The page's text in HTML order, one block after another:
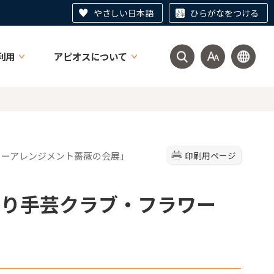
やさしい日本語 ひらがなをつける
用 アピオスについて
印刷用ページ
アレンジメント薔薇の会展」
手芸クラブ・フラワー